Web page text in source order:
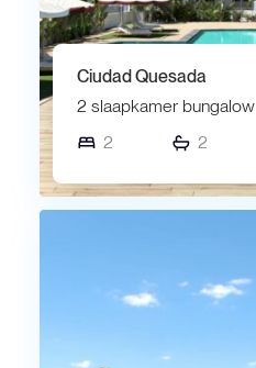
Ciudad Quesada
2 slaapkamer bungalow
2
2